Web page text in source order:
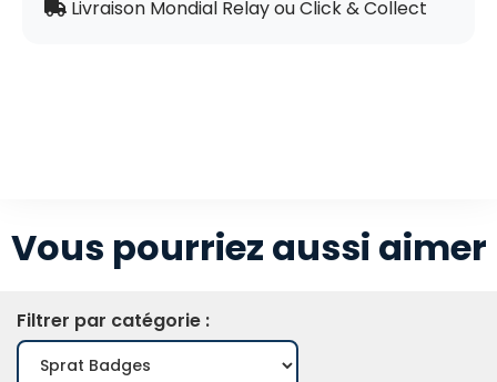
Livraison Mondial Relay ou Click & Collect
Vous pourriez aussi aimer
Filtrer par catégorie :